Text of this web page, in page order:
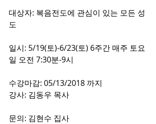
대상자: 복음전도에 관심이 있는 모든 성
도
일시: 5/19(토)-6/23(토) 6주간 매주 토요
일 오전 7:30분-9시
수강마감: 05/13/2018 까지
강사: 김동우 목사
문의: 김현수 집사